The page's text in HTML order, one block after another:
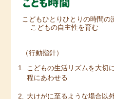
こどもひとりひとりの時間の
こどもの自主性を育む
（行動指針）
こどもの生活リズムを大切
程にあわせる
大けがに至るような場合以